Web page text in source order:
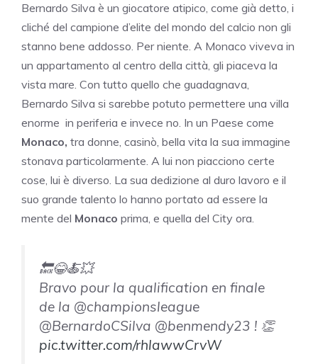
Bernardo Silva è un giocatore atipico, come già detto, i
cliché del campione d’elite del mondo del calcio non gli
stanno bene addosso. Per niente. A Monaco viveva in
un appartamento al centro della città, gli piaceva la
vista mare. Con tutto quello che guadagnava,
Bernardo Silva si sarebbe potuto permettere una villa
enorme in periferia e invece no. In un Paese come
Monaco, tra donne, casinò, bella vita la sua immagine
stonava particolarmente. A lui non piacciono certe
cose, lui è diverso. La sua dedizione al duro lavoro e il
suo grande talento lo hanno portato ad essere la
mente del Monaco prima, e quella del City ora.
🔙😂🍝💥
Bravo pour la qualification en finale
de la @championsleague
@BernardoCSilva @benmendy23 ! 👏
pic.twitter.com/rhlawwCrvW